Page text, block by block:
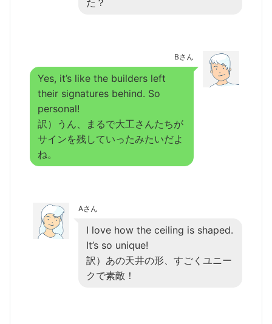
Bさん
Yes, it’s like the builders left
their signatures behind. So
personal!
訳）うん、まるで大工さんたちが
サインを残していったみたいだよ
ね。
Aさん
I love how the ceiling is shaped.
It’s so unique!
訳）あの天井の形、すごくユニー
クで素敵！